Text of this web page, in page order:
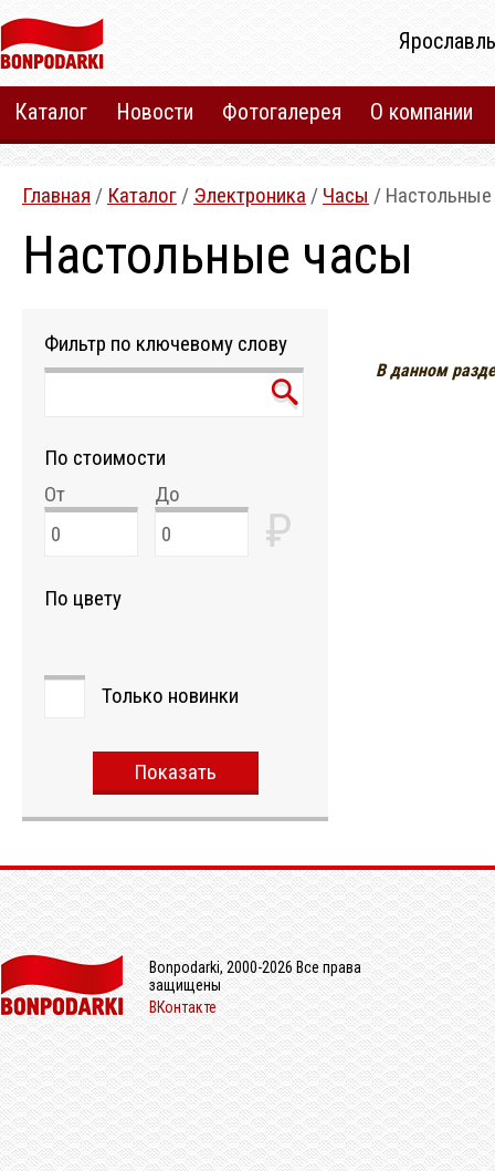
Каталог Новости Фотогалерея О компании
Главная / Каталог / Электроника / Часы /
Настольные часы
Фильтр по ключевому слову
По стоимости
От
До
₽
По цвету
Только новинки
Показать
В данном
Bonpodarki, 2000-2026 Все права
защищены
ВКонтакте